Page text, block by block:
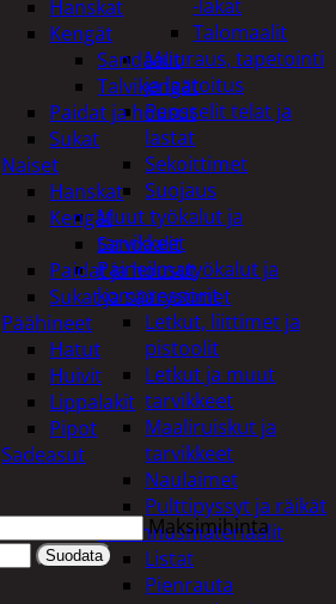
-lakat
Talomaalit
Muuraus, tapetointi
ja laatoitus
Pensselit telat ja
lastat
Sekoittimet
Suojaus
Muut työkalut ja
tarvikkeet
Paineilmatyökalut ja
kompressorit
Letkut, liittimet ja
pistoolit
Letkut ja muut
tarvikkeet
Maaliruiskut ja
tarvikkeet
Naulaimet
Pulttipyssyt ja räikät
Rakennusmateriaalit
Listat
Pienrauta
Hanskat
Kengät
Sandaalit
Talvikengät
Paidat ja housut
Sukat
Naiset
Hanskat
Kengät
Sandaalit
Paidat ja housut
Sukat ja säärystimet
Päähineet
Hatut
Huivit
Lippalakit
Pipot
Sadeasut
Maksimihinta
Suodata